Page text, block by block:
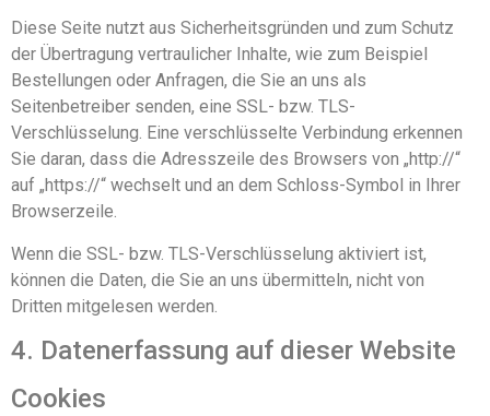
Diese Seite nutzt aus Sicherheitsgründen und zum Schutz
der Übertragung vertraulicher Inhalte, wie zum Beispiel
Bestellungen oder Anfragen, die Sie an uns als
Seitenbetreiber senden, eine SSL- bzw. TLS-
Verschlüsselung. Eine verschlüsselte Verbindung erkennen
Sie daran, dass die Adresszeile des Browsers von „http://“
auf „https://“ wechselt und an dem Schloss-Symbol in Ihrer
Browserzeile.
Wenn die SSL- bzw. TLS-Verschlüsselung aktiviert ist,
können die Daten, die Sie an uns übermitteln, nicht von
Dritten mitgelesen werden.
4. Datenerfassung auf dieser Website
Cookies